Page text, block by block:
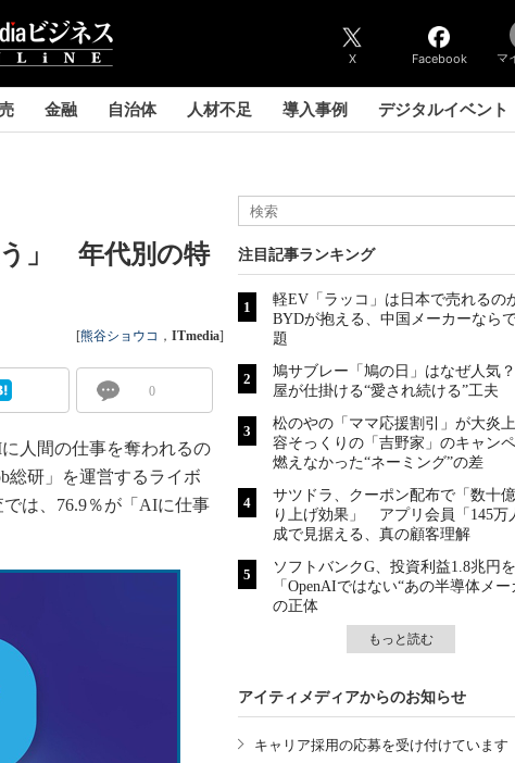
X Facebook マ
金融 自治体 人材不足 導入事例 デジタルイベント
う」 年代別の特
[熊谷ショウコ ， ITmedia]
0
人間の仕事を奪われるの
総研」を運営するライボ
は、76.9％が「AIに仕事
注目記事ランキング
軽EV「ラッコ」は日本で売れる
BYDが抱える、中国メーカーなら
題
鳩サブレー「鳩の日」はなぜ人気
屋が仕掛ける“愛され続ける”工夫
松のやの「ママ応援割引」が大炎
容そっくりの「吉野家」のキャン
燃えなかった“ネーミング”の差
サツドラ、クーポン配布で「数十
り上げ効果」 アプリ会員「145万
成で見据える、真の顧客理解
ソフトバンクG、投資利益1.8兆円
「OpenAIではない“あの半導体メー
の正体
もっと読む
アイティメディアからのお知らせ
キャリア採用の応募を受け付けています